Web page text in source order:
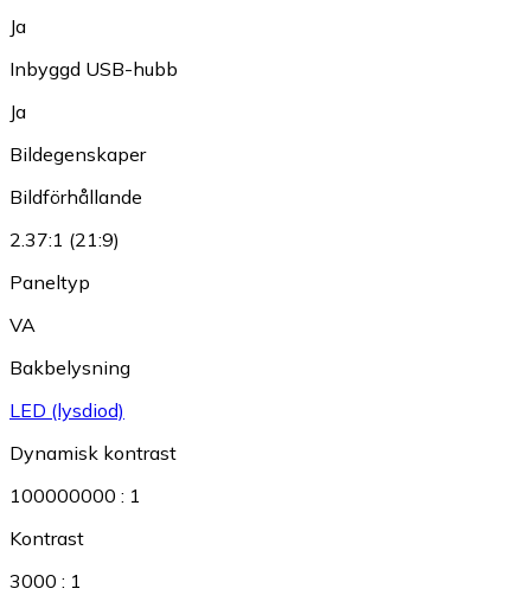
Ja
Inbyggd USB-hubb
Ja
Bildegenskaper
Bildförhållande
2.37:1 (21:9)
Paneltyp
VA
Bakbelysning
LED (lysdiod)
Dynamisk kontrast
100000000 : 1
Kontrast
3000 : 1